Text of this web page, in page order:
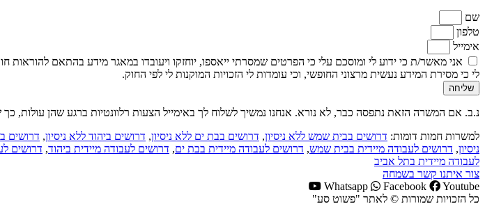
שם
טלפון
אימייל
אני מאשר/ת כי ידוע לי ומוסכם עלי כי הפרטים שמסרתי ייאספו, יוחזקו ויעובדו במאגר מידע בהתאם להוראות חוק הגנת הפרטיות, התשמ"א–1981
לי כי מסירת המידע נעשית מרצוני החופשי, וכי עומדות לי הזכויות המוקנות לי לפי החוק.
שליחה
נ.ב. אם המשרה הזאת נתפסה כבר, לא נורא. אנחנו נמשיך לשלוח לך באימייל הצעות רלוונטיות ברגע שהן עולות,
למשרות חמות דומות: דרושים בבית שמש ללא ניסיון, דרושים בבת ים ללא ניסיון, דרושים ביהוד ללא ניסיון, דרושים
ניסיון, דרושים לעבודה מיידית בבית שמש, דרושים לעבודה מיידית בבת ים, דרושים לעבודה מיידית ביהוד, דרושים
לעבודה מיידית בתל אביב
צור איתנו קשר בשמחה
Whatsapp
Facebook
Youtube
כל הזכויות שמורות © לאתר "פשוט סע"